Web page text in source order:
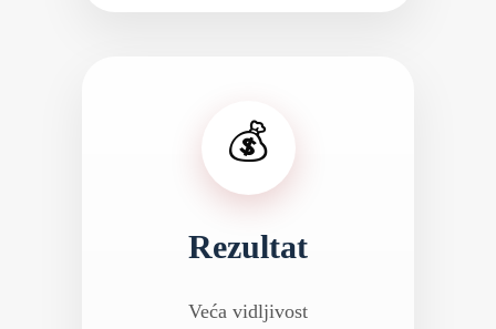
💰
Rezultat
Veća vidljivost